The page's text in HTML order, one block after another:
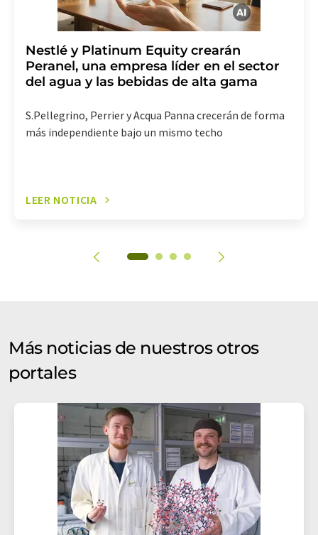
Nestlé y Platinum Equity crearán
Peranel, una empresa líder en el sector
del agua y las bebidas de alta gama
S.Pellegrino, Perrier y Acqua Panna crecerán de forma
más independiente bajo un mismo techo
LEER NOTICIA
Más noticias de nuestros otros
portales